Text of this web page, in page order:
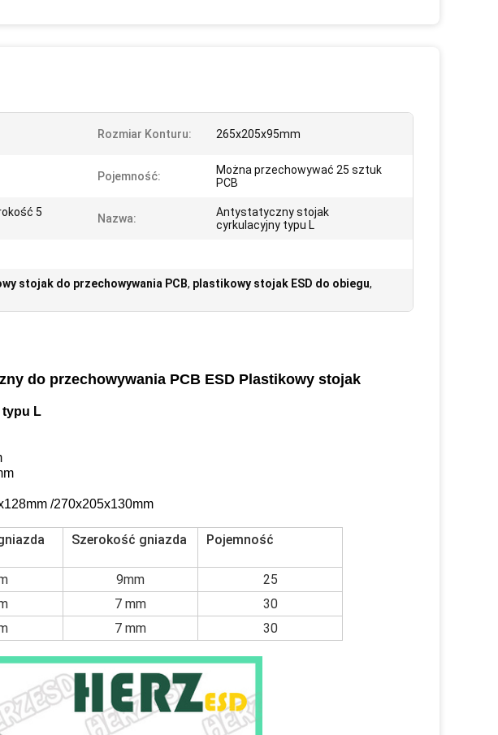
Rozmiar Konturu: 265x205x95mm
Pojemność:
Można przechowywać 25 sztuk
PCB
5
Nazwa:
Antystatyczny stojak
cyrkulacyjny typu L
stojak do przechowywania PCB, plastikowy stojak ESD do obiegu,
do przechowywania PCB ESD Plastikowy stojak
typu L
/270x205x130mm
Szerokość gniazda Pojemność
9mm
25
7 mm
30
7 mm 30